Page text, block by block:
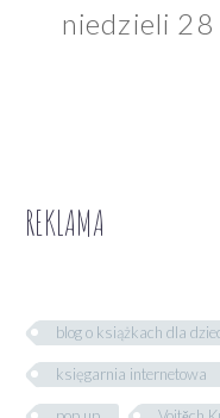
niedzieli
REKLAMA
blog o książkach dla
księgarnia internetowa